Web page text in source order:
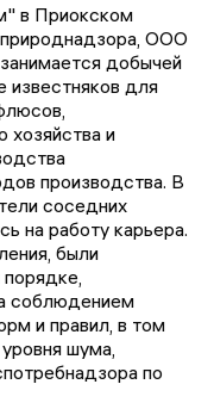
в Приокском
ООО
добычей
известняков для
хозяйства и
производства. В
соседних
на работу карьера.
были
соблюдением
и правил, в том
шума,
по